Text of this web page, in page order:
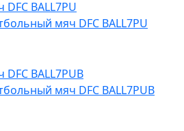
мяч DFC BALL7PU
мяч DFC BALL7PUB